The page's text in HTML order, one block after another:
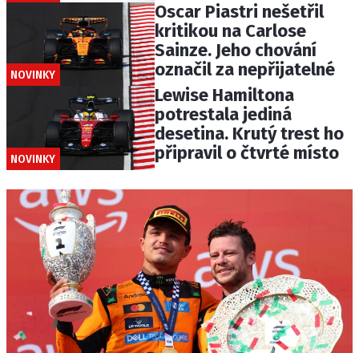
NOVINKY
Oscar Piastri nešetřil
kritikou na Carlose
Sainze. Jeho chování
označil za nepřijatelné
NOVINKY
Lewise Hamiltona
potrestala jediná
desetina. Krutý trest ho
připravil o čtvrté místo